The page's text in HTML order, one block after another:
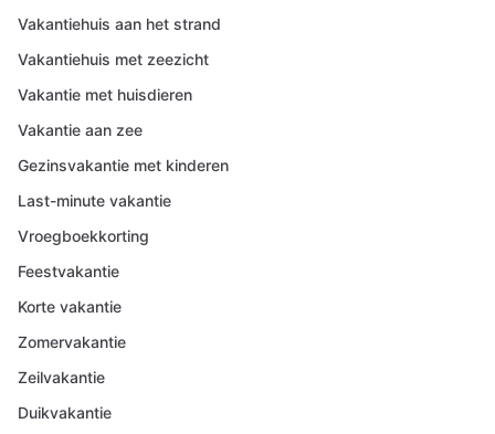
Vakantiehuis aan het strand
Vakantiehuis met zeezicht
Vakantie met huisdieren
Vakantie aan zee
Gezinsvakantie met kinderen
Last-minute vakantie
Vroegboekkorting
Feestvakantie
Korte vakantie
Zomervakantie
Zeilvakantie
Duikvakantie